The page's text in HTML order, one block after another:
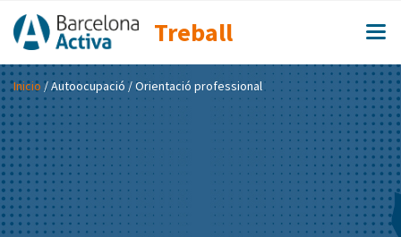
Treball
Inicio /Autoocupació / Orientació professional